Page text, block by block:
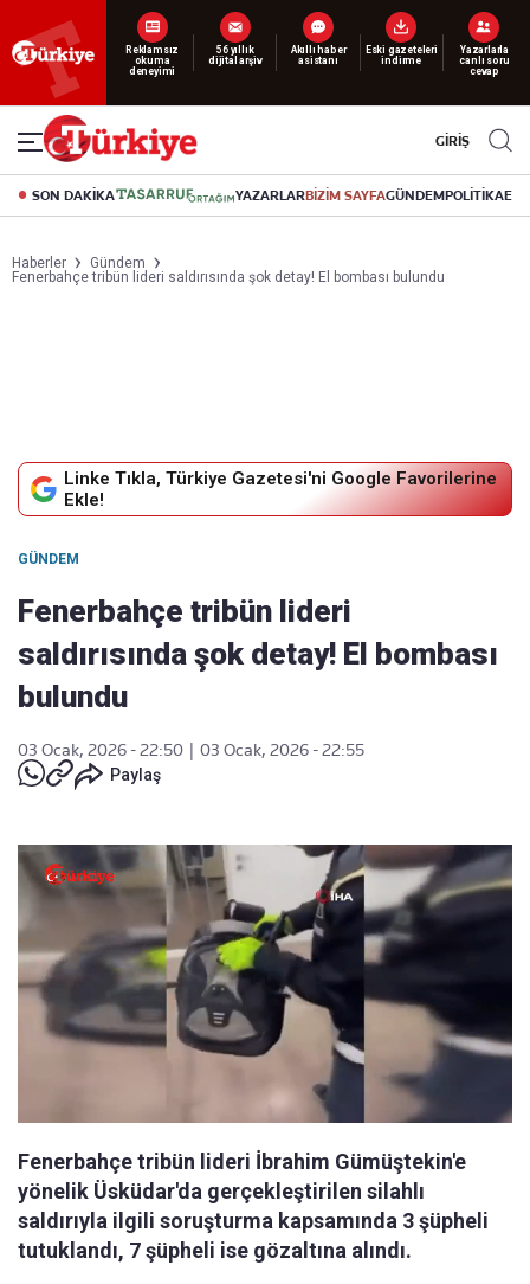
Yeni nesil dijital
abonelik 19 TL’den başlayan fiyatlarla.
GİRİŞ
SON DAKİKA YAZARLARBİZİM SAYFAGÜNDEMPOLİTİKA
Haberler
Gündem
Fenerbahçe tribün lideri saldırısında şok detay! El bombası bulundu
Linke Tıkla, Türkiye Gazetesi'ni Google Favorilerine
Ekle!
GÜNDEM
Fenerbahçe tribün lideri
saldırısında şok detay! El bombası
bulundu
03 Ocak, 2026 - 22:50
03 Ocak, 2026 - 22:55
Paylaş
Fenerbahçe tribün lideri İbrahim Gümüştekin'e
yönelik Üsküdar'da gerçekleştirilen silahlı
saldırıyla ilgili soruşturma kapsamında 3 şüpheli
tutuklandı, 7 şüpheli ise gözaltına alındı.